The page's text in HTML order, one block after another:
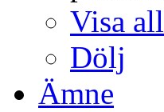
Visa
Dölj
Ämne